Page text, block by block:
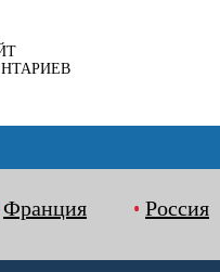
Франция Россия